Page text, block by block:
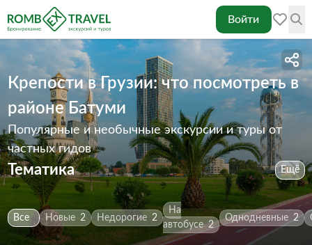
Войти
Крепости в Грузии: что посмотреть в
районе Батуми
Популярные и необычные экскурсии и туры от
частных гидов
Тематика Ещё
Все Новые 2 Недорогие 2
На
автобусе 2
Однодневные 2